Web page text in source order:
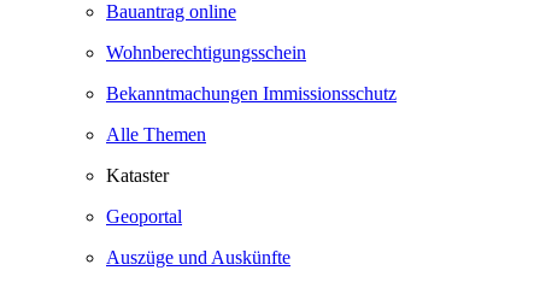
Bauantrag online
Wohnberechtigungsschein
Bekanntmachungen Immissionsschutz
Alle Themen
Kataster
Geoportal
Auszüge und Auskünfte